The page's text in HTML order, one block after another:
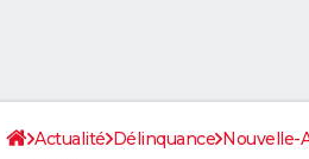
Actualité Délinquance Nouvelle-